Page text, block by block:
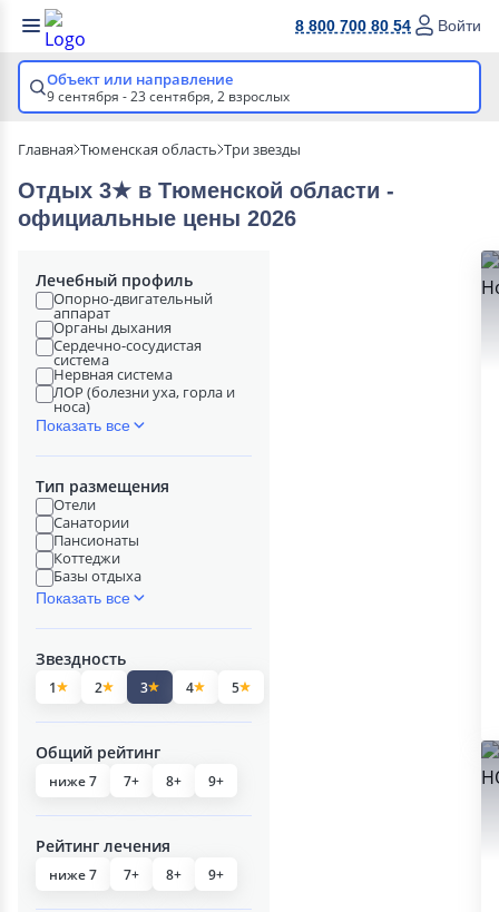
8 800 700 80 54 Войти
Объект или направление
9 сентября - 23 сентября, 2 взрослых
Главная Тюменская область Три звезды
Отдых 3★ в Тюменской области -
официальные цены 2026
Лечебный профиль
Опорно-двигательный
аппарат
Органы дыхания
Сердечно-сосудистая
система
Нервная система
ЛОР (болезни уха, горла и
носа)
Показать все
Тип размещения
Отели
Санатории
Пансионаты
Коттеджи
Базы отдыха
Показать все
Звездность
1 2 3 4 5
Общий рейтинг
ниже 7 7+ 8+ 9+
Рейтинг лечения
ниже 7 7+ 8+ 9+